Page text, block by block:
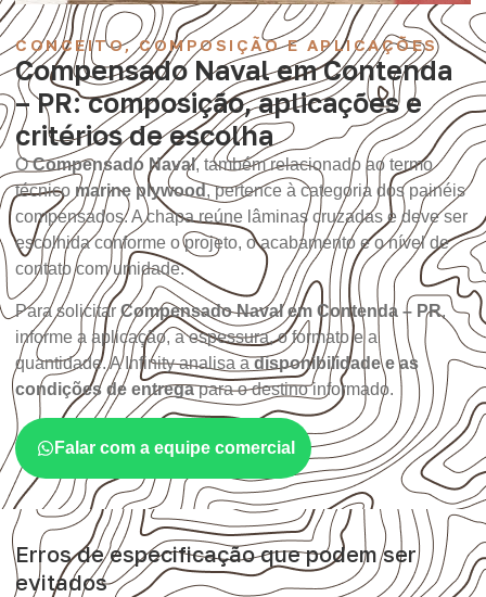
CONCEITO, COMPOSIÇÃO E APLICAÇÕES
Compensado Naval em Contenda
– PR: composição, aplicações e
critérios de escolha
OCompensado Naval, também relacionado ao termo
técnico marine plywood, pertence à categoria dos painéis
compensados. A chapa reúne lâminas cruzadas e deve ser
escolhida conforme o projeto, o acabamento e o nível de
contato com umidade.
Para solicitar Compensado Naval em Contenda – PR,
informe a aplicação, a espessura, o formato e a
quantidade. A Infinity analisa adisponibilidade e as
condições de entregapara o destino informado.
Falar com a equipe comercial
Erros de especificação que podem ser
evitados